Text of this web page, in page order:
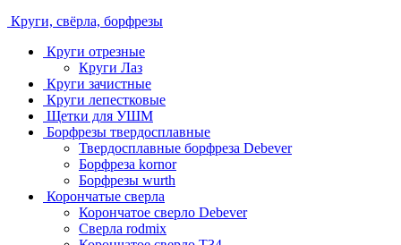
Круги, свёрла, борфрезы
Круги отрезные
Круги Лаз
Круги зачистные
Круги лепестковые
Щетки для УШМ
Борфрезы твердосплавные
Твердосплавные борфреза Debever
Борфреза kornor
Борфрезы wurth
Корончатые сверла
Корончатое сверло Debever
Сверла rodmix